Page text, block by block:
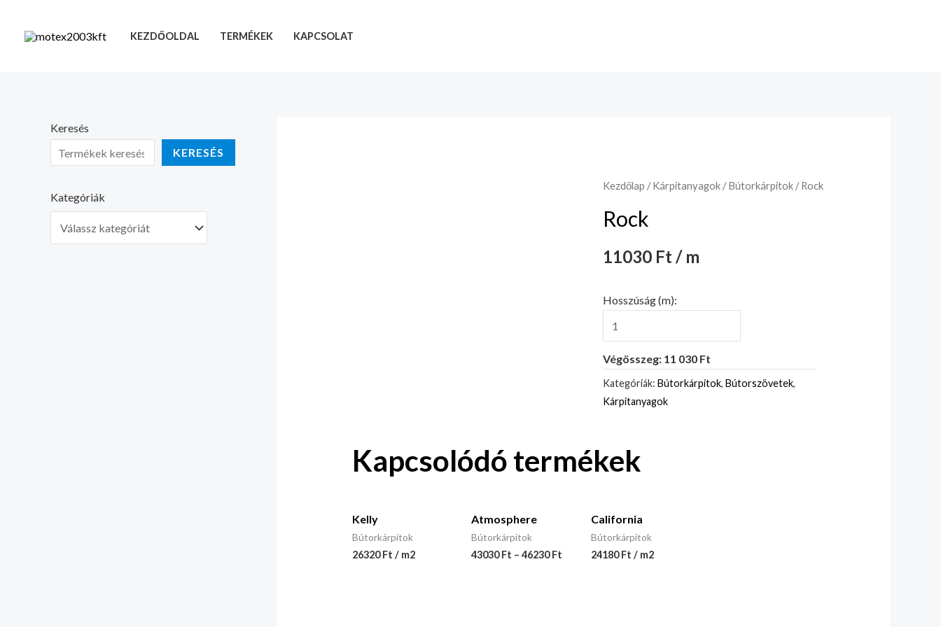
KEZDŐOLDAL TERMÉKEK KAPCSOLAT
Keresés
KERESÉS
Kategóriák
Kezdőlap /Kárpitanyagok/Bútorkárpitok/ Rock
Rock
11030 Ft / m
Hosszúság (m):
Végösszeg: 11 030 Ft
Kategóriák: Bútorkárpitok, Bútorszövetek,
Kárpitanyagok
Kapcsolódó termékek
Kelly
Bútorkárpitok
26320 Ft / m2
Atmosphere
Bútorkárpitok
43030Ft –46230Ft
California
Bútorkárpitok
24180 Ft / m2